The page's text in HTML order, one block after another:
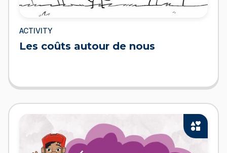
ACTIVITY
Les coûts autour de nous
interests